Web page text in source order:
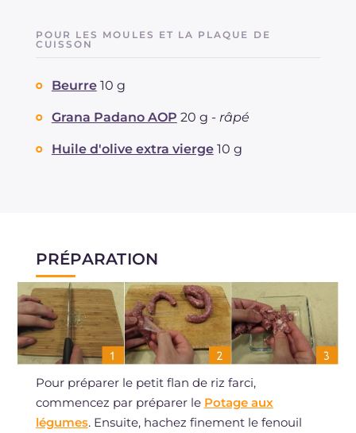
POUR LES MOULES ET LA PLAQUE DE
CUISSON
Beurre 10 g
Grana Padano AOP 20 g - râpé
Huile d'olive extra vierge 10 g
PRÉPARATION
Pour préparer le petit flan de riz farci,
commencez par préparer le Potage aux
légumes. Ensuite, hachez finement le fenouil